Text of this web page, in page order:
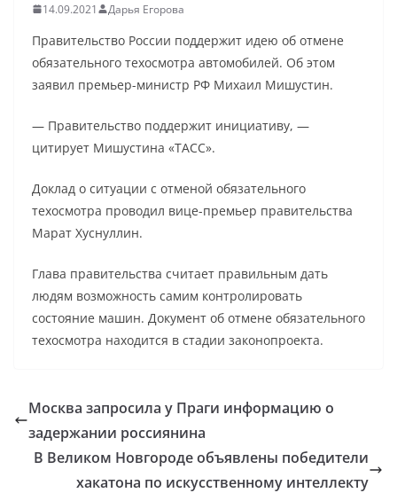
14.09.2021 Дарья Егорова
Правительство России поддержит идею об отмене
обязательного техосмотра автомобилей. Об этом
заявил премьер-министр РФ Михаил Мишустин.
— Правительство поддержит инициативу, —
цитирует Мишустина «ТАСС».
Доклад о ситуации с отменой обязательного
техосмотра проводил вице-премьер правительства
Марат Хуснуллин.
Глава правительства считает правильным дать
людям возможность самим контролировать
состояние машин. Документ об отмене обязательного
техосмотра находится в стадии законопроекта.
Москва запросила у Праги информацию о
задержании россиянина
В Великом Новгороде объявлены победители
хакатона по искусственному интеллекту